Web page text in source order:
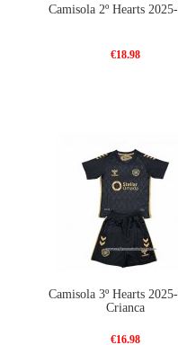
Camisola 2º Hearts
€18.98
Camisola 3º Hearts
Crianca
€16.98